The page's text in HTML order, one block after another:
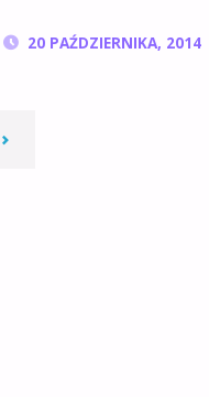
20 PAŹDZIERNIKA, 2014
"ŁAGÓW